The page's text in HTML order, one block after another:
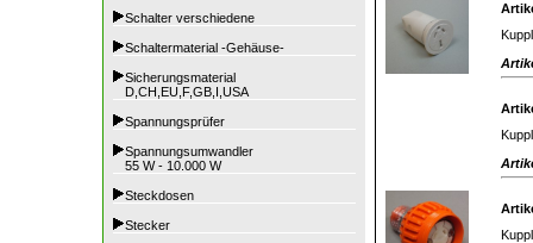
Schalter verschiedene
Schaltermaterial -Gehäuse-
Sicherungsmaterial
D,CH,EU,F,GB,I,USA
Spannungsprüfer
Spannungsumwandler
55 W - 10.000 W
Steckdosen
Stecker